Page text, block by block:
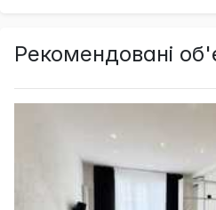
Рекомендовані